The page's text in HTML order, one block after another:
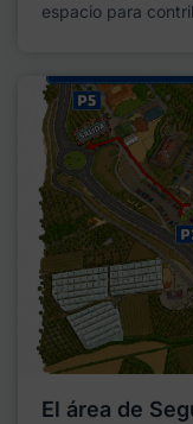
espacio para
El área de